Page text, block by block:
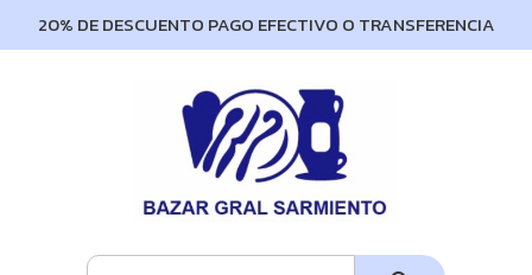
20% DE DESCUENTO PAGO EFECTIVO O TRANSFERENCIA